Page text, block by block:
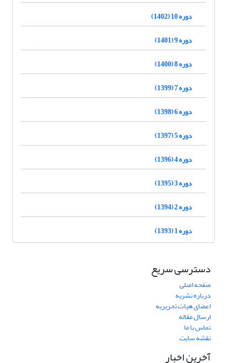
دوره 10 (1402)
دوره 9 (1401)
دوره 8 (1400)
دوره 7 (1399)
دوره 6 (1398)
دوره 5 (1397)
دوره 4 (1396)
دوره 3 (1395)
دوره 2 (1394)
دوره 1 (1393)
دسترسی سریع
صفحه اصلی
درباره نشریه
اعضای هیات تحریریه
ارسال مقاله
تماس با ما
نقشه سایت
آخرین اخبار